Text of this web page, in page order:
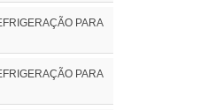
PARA
PARA